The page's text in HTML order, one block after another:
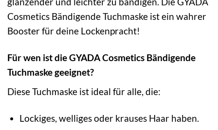
Cosmetics Bändigende Tuchmaske ist ein wahrer
Booster für deine Lockenpracht!
Für wen ist die GYADA Cosmetics Bändigende
Tuchmaske geeignet?
Diese Tuchmaske ist ideal für alle, die:
Lockiges, welliges oder krauses Haar haben.